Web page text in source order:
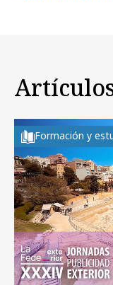
Formación y